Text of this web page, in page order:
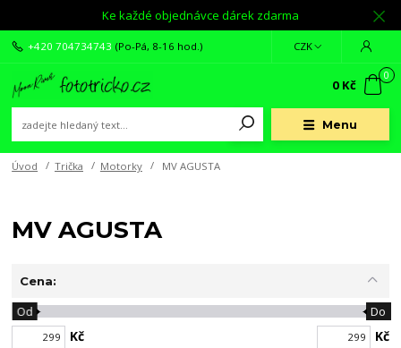
Ke každé objednávce dárek zdarma
Menu
CZK
+420 704734743 (Po-Pá, 8-16 hod.)
0
0 Kč
Úvod Trička Motorky MV AGUSTA
MV AGUSTA
Cena:
Kč
Od Do
Kč